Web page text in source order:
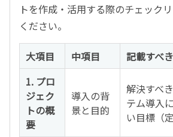
トを作成・活用する際のチェック
ください。
大項目 中項目
記載すべ
1. プロ
ジェク
トの概
要
導入の背
景と目的
解決すべ
テム導入
い目標（